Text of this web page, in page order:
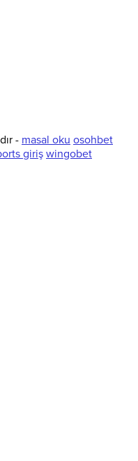
- masal oku osohbet
girişwingobet